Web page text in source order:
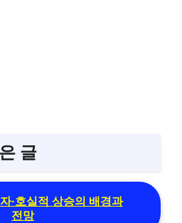
글
·호실적 상승의 배경과
전망